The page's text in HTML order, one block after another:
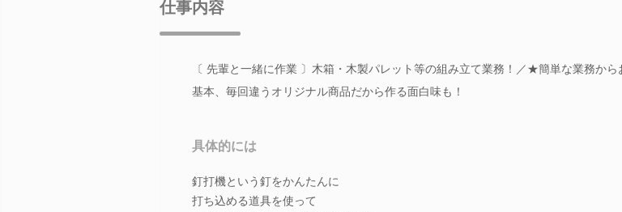
仕事内容
〔 先輩と一緒に作業 〕木箱・木製パレット等の組み立て業務！／★簡単な業務か
基本、毎回違うオリジナル商品だから作る面白味も！
具体的には
釘打機という釘をかんたんに
打ち込める道具を使って